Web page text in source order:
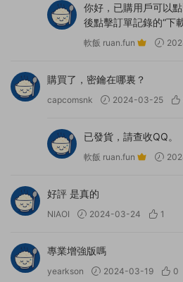
你好，已購用戶可以
後點擊訂單記錄的“下
軟飯 ruan.fun
購買了，密鑰在哪裏？
capcomsnk 2024-03-25
已發貨，請查收QQ。
軟飯 ruan.fun
好評 是真的
NIAOI 2024-03-24 1
專業增強版嗎
yearkson 2024-03-19 0